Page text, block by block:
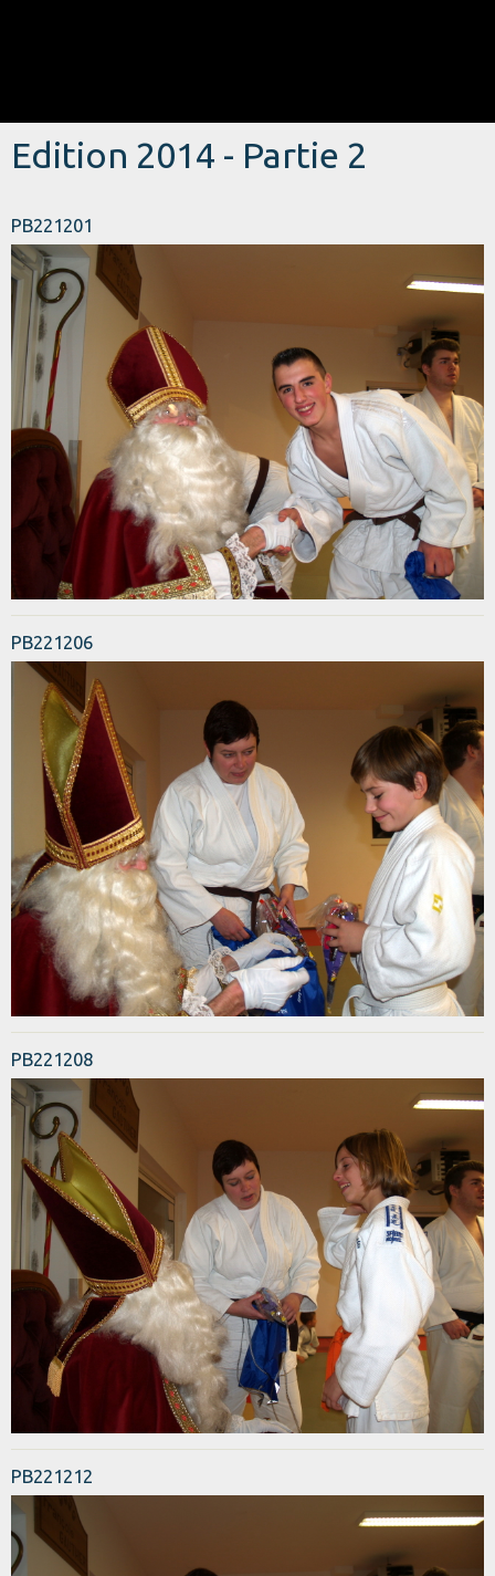
Edition 2014 - Partie 2
PB221201
PB221206
PB221208
PB221212